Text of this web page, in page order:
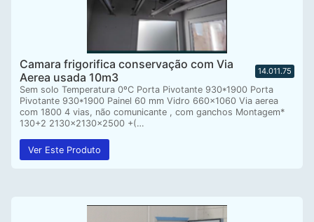
Camara frigorifica conservação com Via
Aerea usada 10m3
14.011.75
Sem solo Temperatura 0ºC Porta Pivotante 930*1900 Porta
Pivotante 930*1900 Painel 60 mm Vidro 660×1060 Via aerea
com 1800 4 vias, não comunicante , com ganchos Montagem*
130+2 2130x2130x2500 +(…
Ver Este Produto